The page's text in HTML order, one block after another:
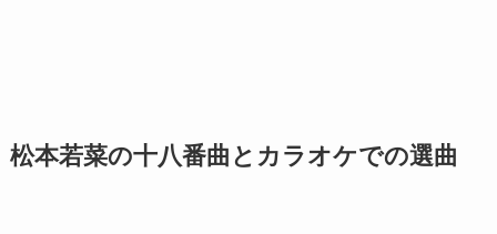
松本若菜の十八番曲とカラオケでの選曲